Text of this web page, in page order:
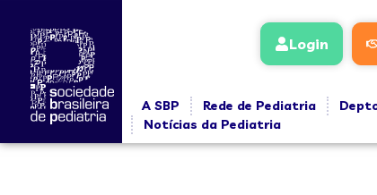
Login
A SBP Rede de Pediatria
Notícias da Pediatria